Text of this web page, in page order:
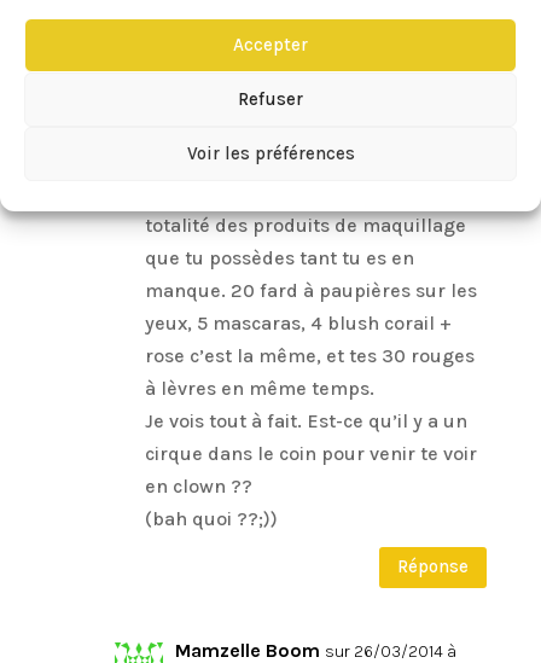
Accepter
Refuser
Voir les préférences
Ah ah ah ! Je vois tout à fait : du coup
totalité des produits de maquillage
que tu possèdes tant tu es en
manque. 20 fard à paupières sur les
yeux, 5 mascaras, 4 blush corail +
rose c’est la même, et tes 30 rouges
à lèvres en même temps.
Je vois tout à fait. Est-ce qu’il y a un
cirque dans le coin pour venir te voir
en clown ??
(bah quoi ??;))
Réponse
Mamzelle Boom sur 26/03/2014 à